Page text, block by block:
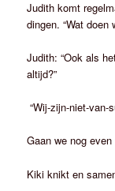
Judith komt
dingen. “Wat doen
Judith: “Ook als
altijd?”
“Wij-zijn-niet-van-
Gaan we nog
Kiki knikt en